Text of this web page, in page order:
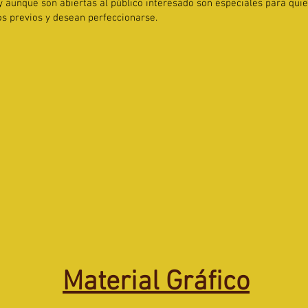
aunque son abiertas al público interesado son especiales para
previos y desean perfeccionarse.
Material Gráfico